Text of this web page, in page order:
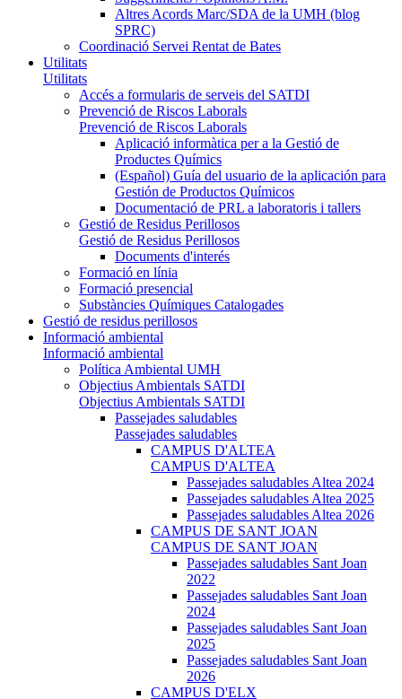
Altres Acords Marc/SDA de la UMH (blog
SPRC)
Coordinació Servei Rentat de Bates
Utilitats
Utilitats
Accés a formularis de serveis del SATDI
Prevenció de Riscos Laborals
Prevenció de Riscos Laborals
Aplicació informàtica per a la Gestió de
Productes Químics
(Español) Guía del usuario de la aplicación para
Gestión de Productos Químicos
Documentació de PRL a laboratoris i tallers
Gestió de Residus Perillosos
Gestió de Residus Perillosos
Documents d'interés
Formació en línia
Formació presencial
Substàncies Químiques Catalogades
Gestió de residus perillosos
Informació ambiental
Informació ambiental
Política Ambiental UMH
Objectius Ambientals SATDI
Objectius Ambientals SATDI
Passejades saludables
Passejades saludables
CAMPUS D'ALTEA
CAMPUS D'ALTEA
Passejades saludables Altea 2024
Passejades saludables Altea 2025
Passejades saludables Altea 2026
CAMPUS DE SANT JOAN
CAMPUS DE SANT JOAN
Passejades saludables Sant Joan
2022
Passejades saludables Sant Joan
2024
Passejades saludables Sant Joan
2025
Passejades saludables Sant Joan
2026
CAMPUS D'ELX